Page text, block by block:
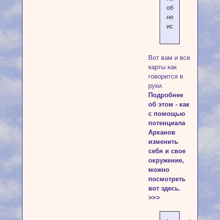
образа
не
используется!
Вот вам и все
карты как
говорится в
руки.
Подробнее
об этом - как
с помощью
потенциала
Арканов
изменить
себя и свое
окружение,
можно
посмотреть
вот здесь.
>>>